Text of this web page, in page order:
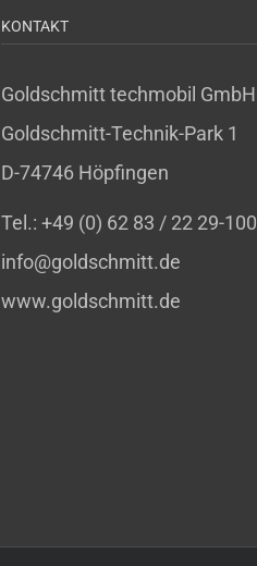
KONTAKT
Goldschmitt techmobil GmbH
Goldschmitt-Technik-Park 1
D-74746 Höpfingen
Tel.: +49 (0) 62 83 / 22 29-100
info@goldschmitt.de
www.goldschmitt.de